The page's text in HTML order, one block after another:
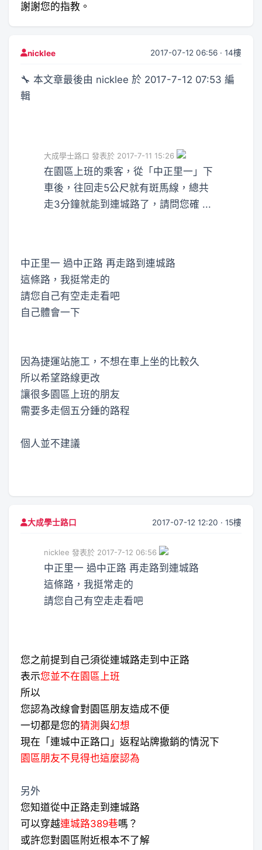
謝謝您的指教。
nicklee 2017-07-12 06:56 · 14樓
🔧 本文章最後由 nicklee 於 2017-7-12 07:53 編
輯
大成學士路口 發表於 2017-7-11 15:26
在園區上班的乘客，從「中正里一」下
車後，往回走5公尺就有斑馬線，總共
走3分鐘就能到連城路了，請問您確 ...
中正里一 過中正路 再走路到連城路
這條路，我挺常走的
請您自己有空走走看吧
自己體會一下
因為捷運站施工，不想在車上坐的比較久
所以希望路線更改
讓很多園區上班的朋友
需要多走個五分鍾的路程
個人並不建議
大成學士路口 2017-07-12 12:20 · 15樓
nicklee 發表於 2017-7-12 06:56
中正里一 過中正路 再走路到連城路
這條路，我挺常走的
請您自己有空走走看吧
您之前提到自己須從連城路走到中正路
表示您並不在園區上班
所以
您認為改線會對園區朋友造成不便
一切都是您的猜測 與幻想
現在「連城中正路口」返程站牌撤銷的情況下
園區朋友不見得也這麼認為
另外
您知道從中正路走到連城路
可以穿越連城路389巷嗎？
或許您對園區附近根本不了解